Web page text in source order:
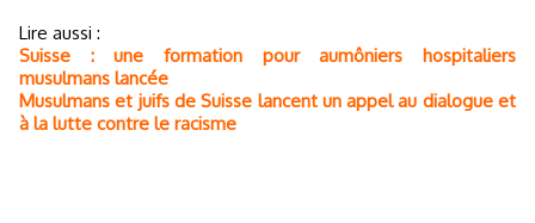
Lire aussi :
Suisse : une formation pour aumôniers hospitaliers
musulmans lancée
Musulmans et juifs de Suisse lancent un appel au dialogue et
à la lutte contre le racisme